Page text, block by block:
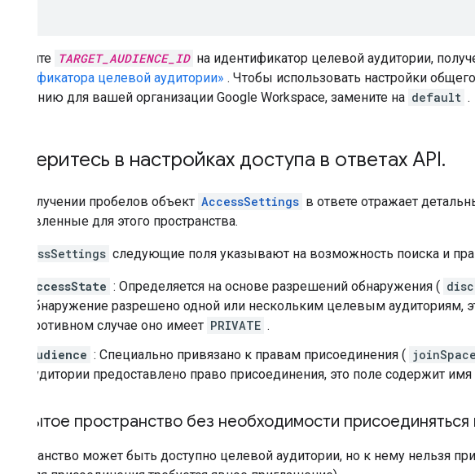
Замените TARGET_AUDIENCE_ID на идентификатор целевой аудитории,
идентификатора целевой аудитории» . Чтобы использовать настройки
умолчанию для вашей организации Google Workspace, замените на default .
Разберитесь в настройках доступа в ответах API.
При получении пробелов объект AccessSettings в ответе отражает
установленные для этого пространства.
AccessSettings следующие поля указывают на возможность поиска и
accessState : Определяется на основе разрешений обнаружения (
обнаружение разрешено одной или нескольким целевым аудиториям,
противном случае оно имеет PRIVATE .
audience : Специально привязано к правам присоединения (
аудитории предоставлено право присоединения, это поле содержит
Открытое пространство без необходимости
Пространство может быть доступно целевой аудитории, но к нему нельзя